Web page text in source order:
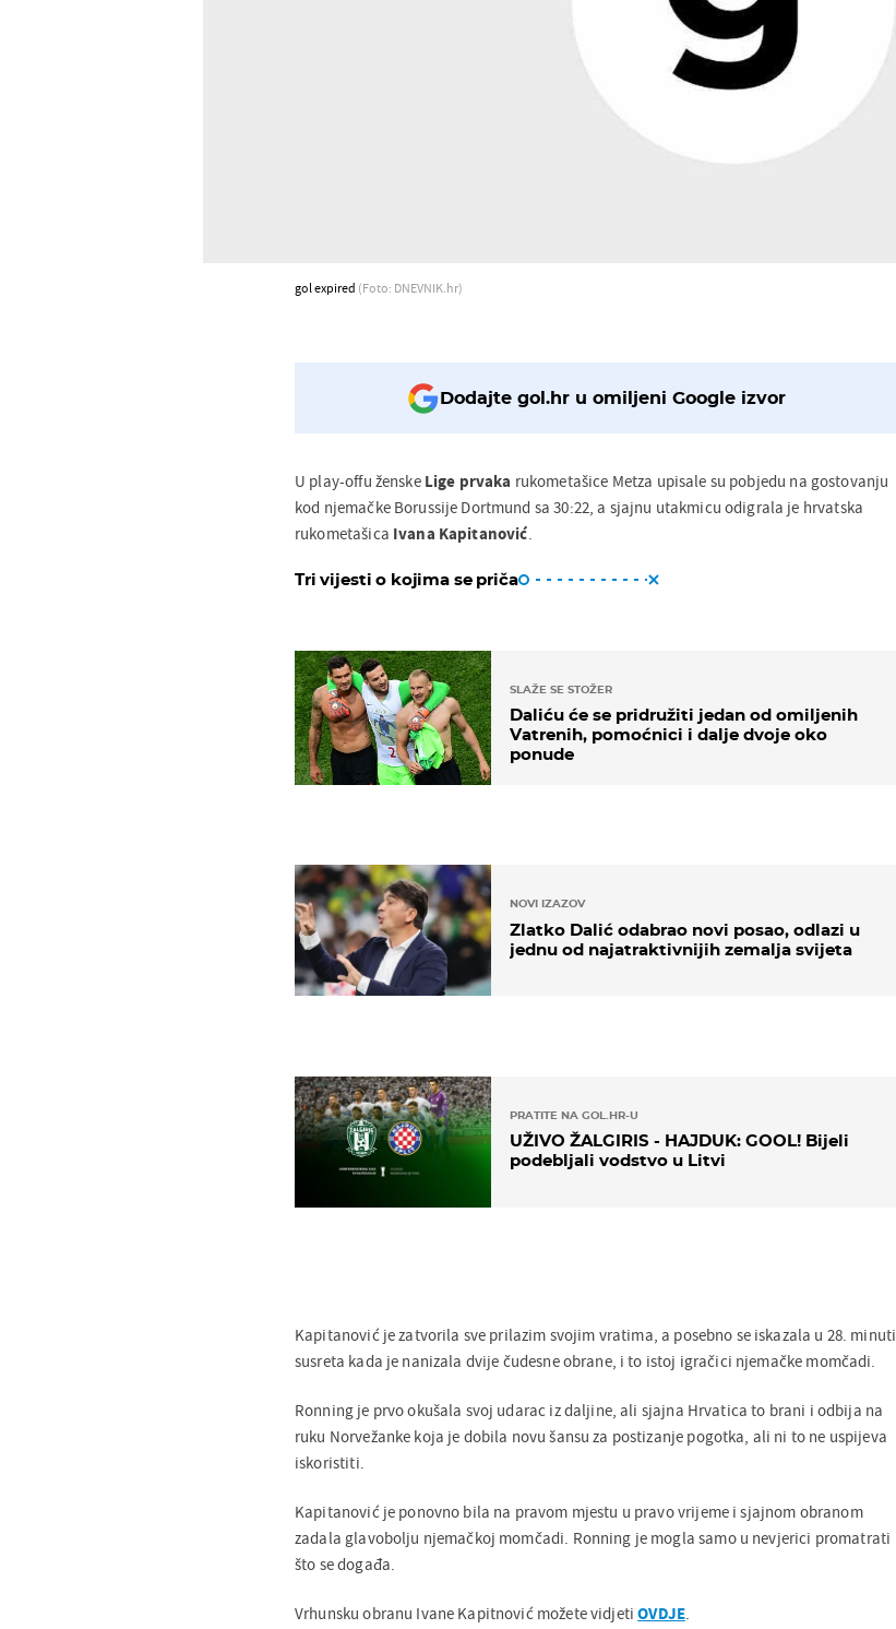
gol expired (Foto: DNEVNIK.hr)
Dodajte gol.hr u omiljeni Google izvor
U play-offu ženske Lige prvaka rukometašice Metza upisale su pobjedu na gostovanju
kod njemačke Borussije Dortmund sa 30:22, a sjajnu utakmicu odigrala je hrvatska
rukometašica Ivana Kapitanović.
Tri vijesti o kojima se priča
SLAŽE SE STOŽER
Daliću će se pridružiti jedan od omiljenih
Vatrenih, pomoćnici i dalje dvoje oko
ponude
NOVI IZAZOV
Zlatko Dalić odabrao novi posao, odlazi u
jednu od najatraktivnijih zemalja svijeta
PRATITE NA GOL.HR-U
UŽIVO ŽALGIRIS - HAJDUK: GOOL! Bijeli
podebljali vodstvo u Litvi
Kapitanović je zatvorila sve prilazim svojim vratima, a posebno se iskazala u 28. minuti
susreta kada je nanizala dvije čudesne obrane, i to istoj igračici njemačke momčadi.
Ronning je prvo okušala svoj udarac iz daljine, ali sjajna Hrvatica to brani i odbija na
ruku Norvežanke koja je dobila novu šansu za postizanje pogotka, ali ni to ne uspijeva
iskoristiti.
Kapitanović je ponovno bila na pravom mjestu u pravo vrijeme i sjajnom obranom
zadala glavobolju njemačkoj momčadi. Ronning je mogla samo u nevjerici promatrati
što se događa.
Vrhunsku obranu Ivane Kapitnović možete vidjetiOVDJE.